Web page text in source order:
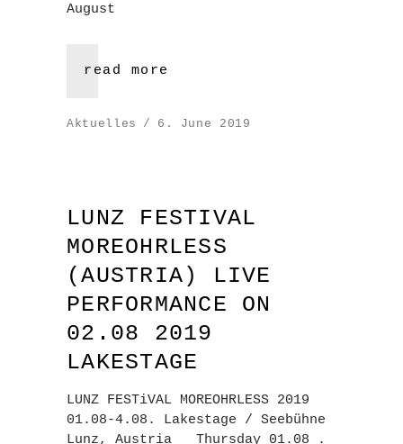
August
read more
Aktuelles 6. June 2019
LUNZ FESTIVAL
MOREOHRLESS
(AUSTRIA) LIVE
PERFORMANCE ON
02.08 2019
LAKESTAGE
LUNZ FESTiVAL MOREOHRLESS 2019
01.08-4.08. Lakestage / Seebühne
Lunz, Austria Thursday 01.08 .